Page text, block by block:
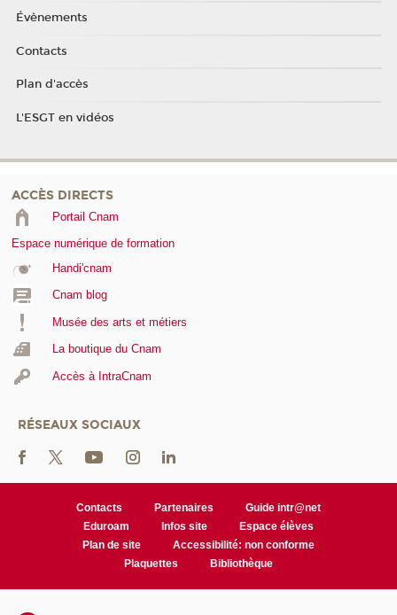
Évènements
Contacts
Plan d'accès
L'ESGT en vidéos
ACCÈS DIRECTS
Portail Cnam
Espace numérique de formation
Handi'cnam
Cnam blog
Musée des arts et métiers
La boutique du Cnam
Accès à IntraCnam
RÉSEAUX SOCIAUX
Contacts Partenaires
Guide intr@net
Eduroam
Infos site
Espace élèves
Plan de site
Accessibilité: non conforme
Plaquettes
Bibliothèque